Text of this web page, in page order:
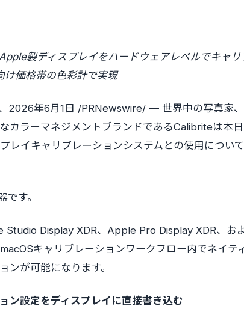
製ディスプレイをハードウェアレベルでキャリ
価格帯の色彩計で実現
2026年6月1日 /PRNewswire/ — 世界中の写真家
カラーマネジメントブランドであるCalibriteは本日
イキャリブレーションシステムとの使用について
す。
Display XDR、Apple Pro Display XDR、お
キャリブレーションワークフロー内でネイテ
ンが可能になります。
ン設定をディスプレイに直接書き込む